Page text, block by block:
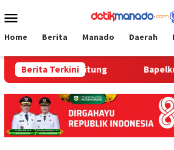
ke
Mobile
Home Berita Manado Daerah
Berita Terkini
Bapelkum Bitung ‎Bapelkum